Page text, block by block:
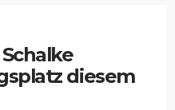
diesem